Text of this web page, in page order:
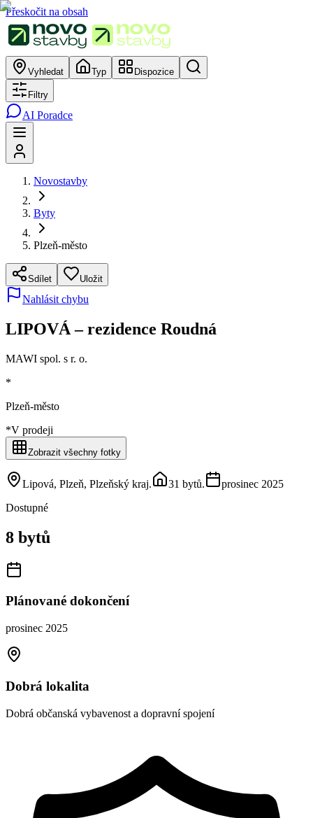
Přeskočit na obsah
Vyhledat Typ Dispozice
Filtry
AI Poradce
Novostavby
Byty
Plzeň-město
Sdílet Uložit
Nahlásit chybu
LIPOVÁ – rezidence Roudná
MAWI spol. s r. o.
*
Plzeň-město
*V prodeji
Zobrazit všechny fotky
Lipová, Plzeň, Plzeňský kraj. 31 bytů.
prosinec 2025
Dostupné
8 bytů
Plánované dokončení
prosinec 2025
Dobrá lokalita
Dobrá občanská vybavenost a dopravní spojení